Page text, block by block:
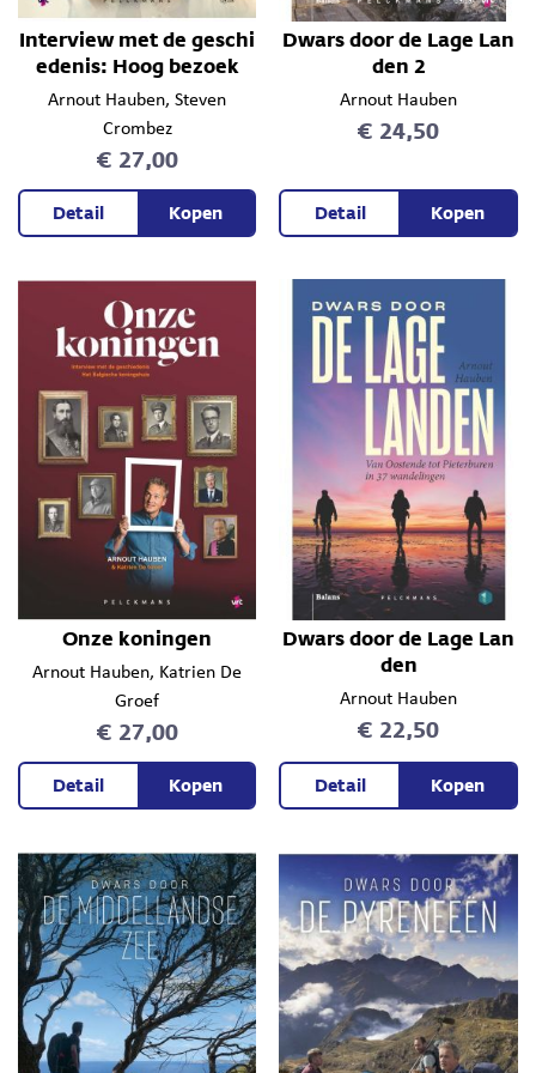
Interview met de geschi
edenis: Hoog bezoek
Arnout Hauben, Steven
Crombez
€ 27,00
Detail Kopen
Dwars door de Lage Lan
den 2
Arnout Hauben
€ 24,50
Detail Kopen
Onze koningen
Arnout Hauben, Katrien De
Groef
€ 27,00
Detail Kopen
Dwars door de Lage Lan
den
Arnout Hauben
€ 22,50
Detail Kopen